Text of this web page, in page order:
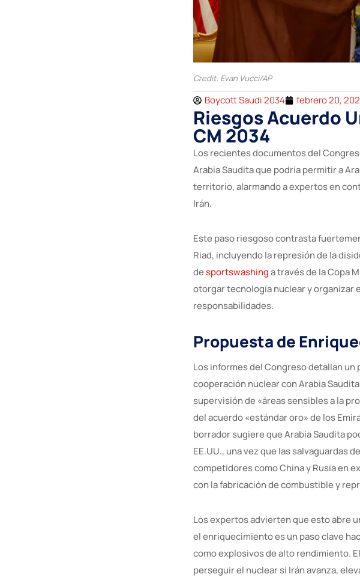
Credit: Evan Vucci/AP
Boycott Saudi 2034 febrero 20,
Riesgos Acuerdo
CM 2034
Los recientes documentos del
Arabia Saudita que podría permitir a
territorio, alarmando a expertos en
Irán.
Este paso riesgoso contrasta
Riad, incluyendo la represión de la
desportswashinga través de la Copa
otorgar tecnología nuclear y organizar
responsabilidades.
Propuesta de
Los informes del Congreso detallan un
cooperación nuclear con Arabia
supervisión de «áreas sensibles a la
del acuerdo «estándar oro» de los
borrador sugiere que Arabia Saudita
EE.UU., una vez que las salvaguardas
competidores como China y Rusia en
con la fabricación de combustible y
Los expertos advierten que esto abre
el enriquecimiento es un paso clave
como explosivos de alto rendimiento.
perseguir el nuclear si Irán avanza,